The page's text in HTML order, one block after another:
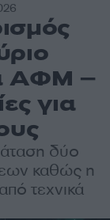
ΑΦΜ –
για
δύο
καθώς η
τεχνικά